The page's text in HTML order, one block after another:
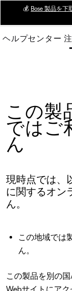
Main
💰 Bose 製品を
ヘルプセンター
この製
ではご
ん
現時点では、
に関するオン
ん。
この地域では
ん。
この製品を別の
Webサイトにア